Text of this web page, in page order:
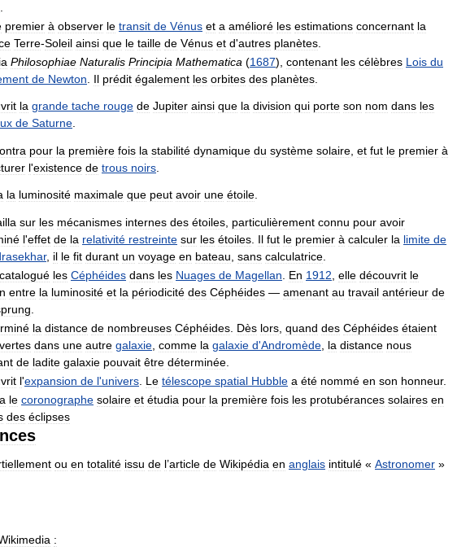
premier à observer le transit de Vénus et a amélioré les estimations concernant la
Terre-Soleil ainsi que le taille de Vénus et d'autres planètes
Philosophiae Naturalis Principia Mathematica (1687), contenant les célèbres Lois du
de Newton Il prédit également les orbites des planètes
la grande tache rouge de Jupiter ainsi que la division qui porte son nom dans les
de Saturne
pour la première fois la stabilité dynamique du système solaire et fut le premier à
l'existence de trous noirs
la luminosité maximale que peut avoir une étoile
sur les mécanismes internes des étoiles particulièrement connu pour avoir
l'effet de la relativité restreinte sur les étoiles Il fut le premier à calculer la limite de
, il le fit durant un voyage en bateau sans calculatrice
catalogué les Céphéides dans les Nuages de Magellan En 1912 elle découvrit le
entre la luminosité et la périodicité des Céphéides — amenant au travail antérieur de
la distance de nombreuses Céphéides Dès lors quand des Céphéides étaient
dans une autre galaxie comme la galaxie d'Andromède la distance nous
de ladite galaxie pouvait être déterminée
l'expansion de l'univers Le télescope spatial Hubble a été nommé en son honneur.
le coronographe solaire et étudia pour la première fois les protubérances solaires en
des éclipses
ou en totalité issu de l’article de Wikipédia en anglais intitulé « Astronomer »
: